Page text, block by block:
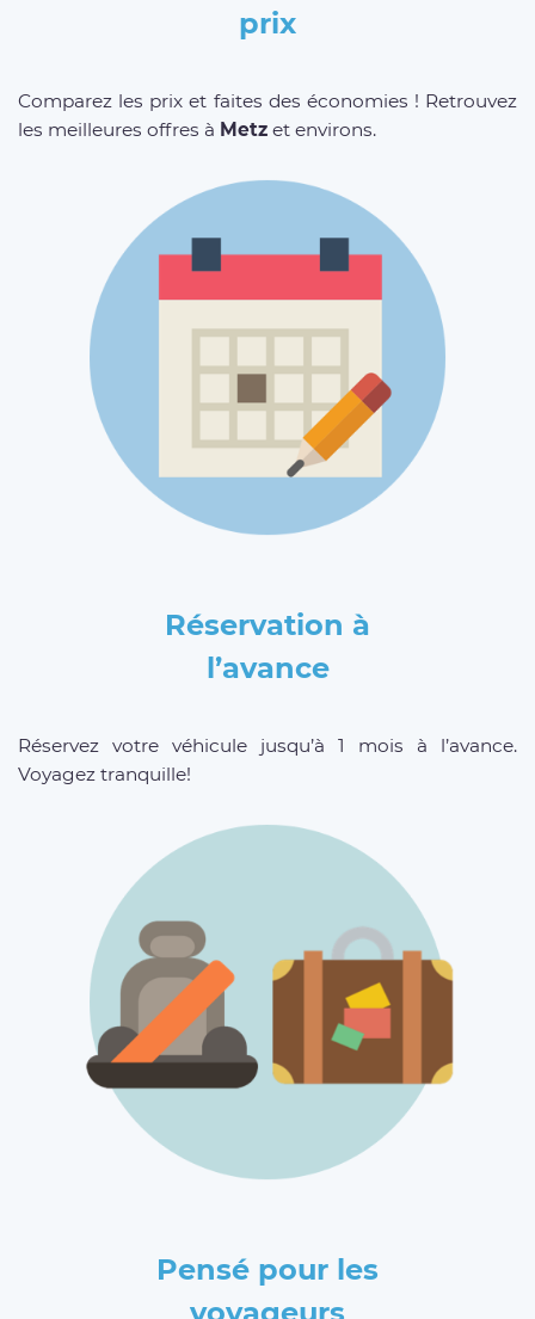
prix
Comparez les prix et faites des économies ! Retrouvez
les meilleures offres à Metz et environs.
Réservation à
l’avance
Réservez votre véhicule jusqu’à 1 mois à l’avance.
Voyagez tranquille!
Pensé pour les